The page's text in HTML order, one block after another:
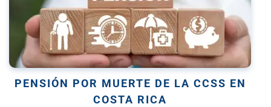
PENSIÓN POR MUERTE DE LA CCSS EN
COSTA RICA